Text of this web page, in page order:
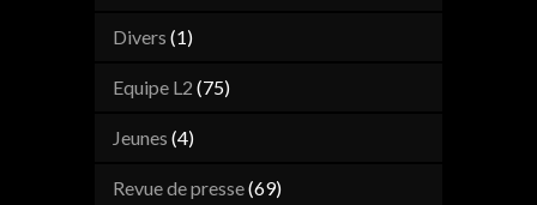
Divers (1)
Equipe L2 (75)
Jeunes (4)
Revue de presse(69)